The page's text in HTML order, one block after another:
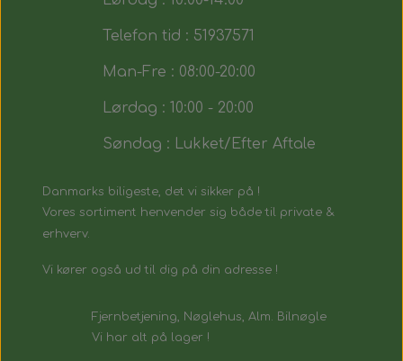
Telefon tid : 51937571
Man-Fre : 08:00-20:00
Lørdag : 10:00 - 20:00
Søndag : Lukket/Efter Aftale
Danmarks biligeste, det vi sikker på !
Vores sortiment henvender sig både til private &
erhverv.
Vi kører også ud til dig på din adresse !
Fjernbetjening, Nøglehus, Alm. Bilnøgle
Vi har alt på lager !